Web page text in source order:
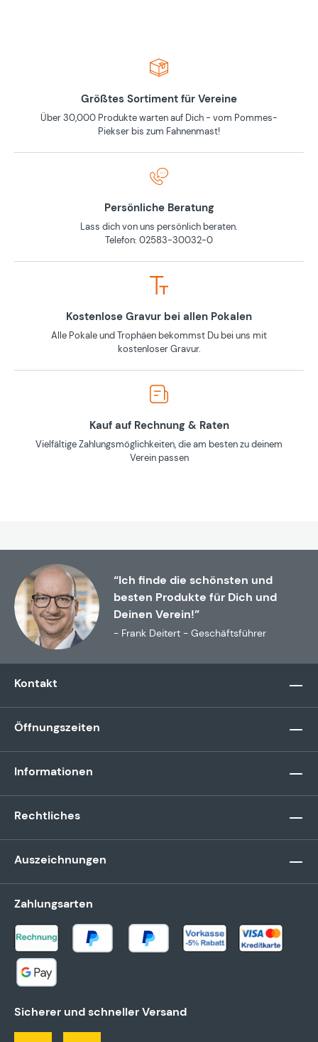
Größtes Sortiment für Vereine
Über 30,000 Produkte warten auf Dich - vom Pommes-
Piekser bis zum Fahnenmast!
Persönliche Beratung
Lass dich von uns persönlich beraten.
Telefon: 02583-30032-0
Kostenlose Gravur bei allen Pokalen
Alle Pokale und Trophäen bekommst Du bei uns mit
kostenloser Gravur.
Kauf auf Rechnung & Raten
Vielfältige Zahlungsmöglichkeiten, die am besten zu deinem
Verein passen
“Ich finde die schönsten und
besten Produkte für Dich und
Deinen Verein!”
- Frank Deitert - Geschäftsführer
Kontakt
Öffnungszeiten
Informationen
Rechtliches
Auszeichnungen
Zahlungsarten
Sicherer und schneller Versand